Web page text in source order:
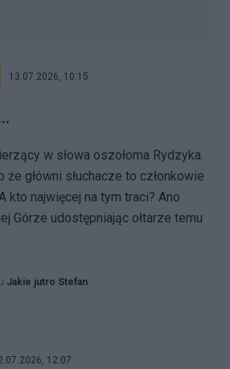
13.07.2026, 10:15
w słowa oszołoma Rydzyka.
główni słuchacze to członkowie
kto najwięcej na tym traci? Ano
Górze udostępniając ołtarze temu
Jakie jutro Stefan
12:07